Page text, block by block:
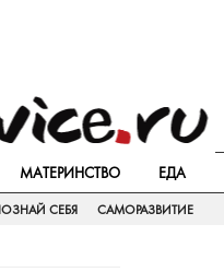
МАТЕРИНСТВО ЕДА
СЕБЯ САМОРАЗВИТИЕ